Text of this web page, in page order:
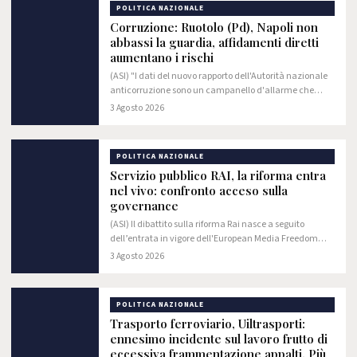
POLITICA NAZIONALE
Corruzione: Ruotolo (Pd), Napoli non
abbassi la guardia, affidamenti diretti
aumentano i rischi
(ASI) "I dati del nuovo rapporto dell'Autorità nazionale
anticorruzione sono un campanello d'allarme che
riguarda tutto il Paese e che, per Napoli e la Campania,
3 Agosto 2026
POLITICA NAZIONALE
Servizio pubblico RAI, la riforma entra
nel vivo: confronto acceso sulla
governance
(ASI) Il dibattito sulla riforma Rai nasce a seguito
dell’entrata in vigore dell'European Media Freedom
Act, il regolamento europeo che introduce nuove
3 Agosto 2026
POLITICA NAZIONALE
Trasporto ferroviario, Uiltrasporti:
ennesimo incidente sul lavoro frutto di
eccessiva frammentazione appalti. Più